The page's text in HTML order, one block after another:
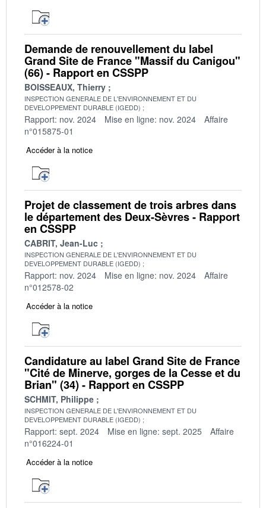
Demande de renouvellement du label
Grand Site de France "Massif du Canigou"
(66) - Rapport en CSSPP
BOISSEAUX, Thierry
INSPECTION GENERALE DE L'ENVIRONNEMENT ET DU
DEVELOPPEMENT DURABLE (IGEDD)
Rapport: nov. 2024 Mise en ligne: nov. 2024
Affaire
n°015875-01
Accéder à la notice
Projet de classement de trois arbres dans
le département des Deux-Sèvres - Rapport
en CSSPP
CABRIT, Jean-Luc
INSPECTION GENERALE DE L'ENVIRONNEMENT ET DU
DEVELOPPEMENT DURABLE (IGEDD)
Rapport: nov. 2024 Mise en ligne: nov. 2024
Affaire
n°012578-02
Accéder à la notice
Candidature au label Grand Site de France
"Cité de Minerve, gorges de la Cesse et du
Brian" (34) - Rapport en CSSPP
SCHMIT, Philippe
INSPECTION GENERALE DE L'ENVIRONNEMENT ET DU
DEVELOPPEMENT DURABLE (IGEDD)
Rapport: sept. 2024 Mise en ligne: sept. 2025
Affaire
n°016224-01
Accéder à la notice